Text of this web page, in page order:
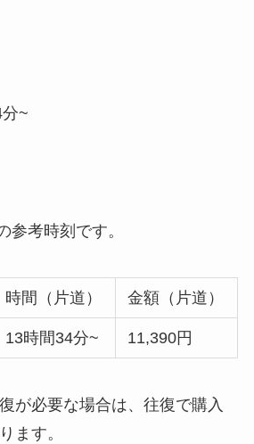
~
考時刻です。
時間（片道） 金額（片道）
13時間34分~ 11,390円
が必要な場合は、往復で購入
ます。